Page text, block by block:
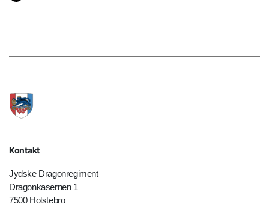
Kontakt
Jydske Dragonregiment
Dragonkasernen 1
7500 Holstebro